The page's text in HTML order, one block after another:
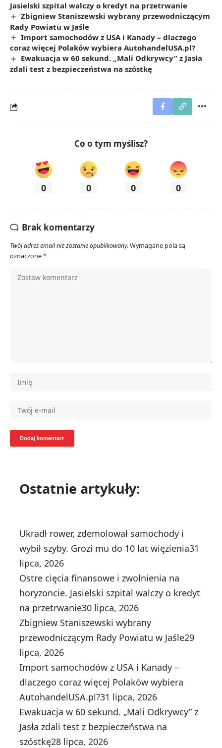
Jasielski szpital walczy o kredyt na przetrwanie
Zbigniew Staniszewski wybrany przewodniczącym
Rady Powiatu w Jaśle
Import samochodów z USA i Kanady – dlaczego
coraz więcej Polaków wybiera AutohandelUSA.pl?
Ewakuacja w 60 sekund. „Mali Odkrywcy” z Jasła
zdali test z bezpieczeństwa na szóstkę
Co o tym myślisz?
0 0 0 0
Brak komentarzy
Twój adres email nie zostanie opublikowany. Wymagane pola są
oznaczone*
Ostatnie artykuły:
Ukradł rower, zdemolował samochody i
wybił szyby. Grozi mu do 10 lat więzienia31
lipca, 2026
Ostre cięcia finansowe i zwolnienia na
horyzoncie. Jasielski szpital walczy o kredyt
na przetrwanie30 lipca, 2026
Zbigniew Staniszewski wybrany
przewodniczącym Rady Powiatu w Jaśle29
lipca, 2026
Import samochodów z USA i Kanady –
dlaczego coraz więcej Polaków wybiera
AutohandelUSA.pl?31 lipca, 2026
Ewakuacja w 60 sekund. „Mali Odkrywcy” z
Jasła zdali test z bezpieczeństwa na
szóstkę28 lipca, 2026